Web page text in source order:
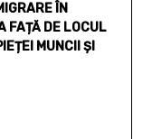
ÎN
FAȚĂ DE LOCUL
MUNCII ȘI